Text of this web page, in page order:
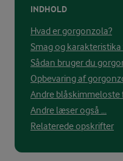
INDHOLD
Hvad er gorgonzola?
Smag og
Sådan bruger du
Opbevaring af
Andre blåskimmeloste
Andre læser også ...
Relaterede opskrifter